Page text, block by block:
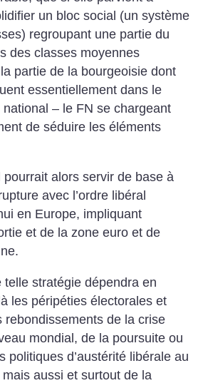
un bloc social (un système
regroupant une partie du
des classes moyennes
partie de la bourgeoisie dont
essentiellement dans le
– le FN se chargeant
de séduire les éléments
alors servir de base à
avec l’ordre libéral
en Europe, impliquant
et de la zone euro et de
telle stratégie dépendra en
les péripéties électorales et
rebondissements de la crise
mondial, de la poursuite ou
politiques d’austérité libérale au
aussi et surtout de la